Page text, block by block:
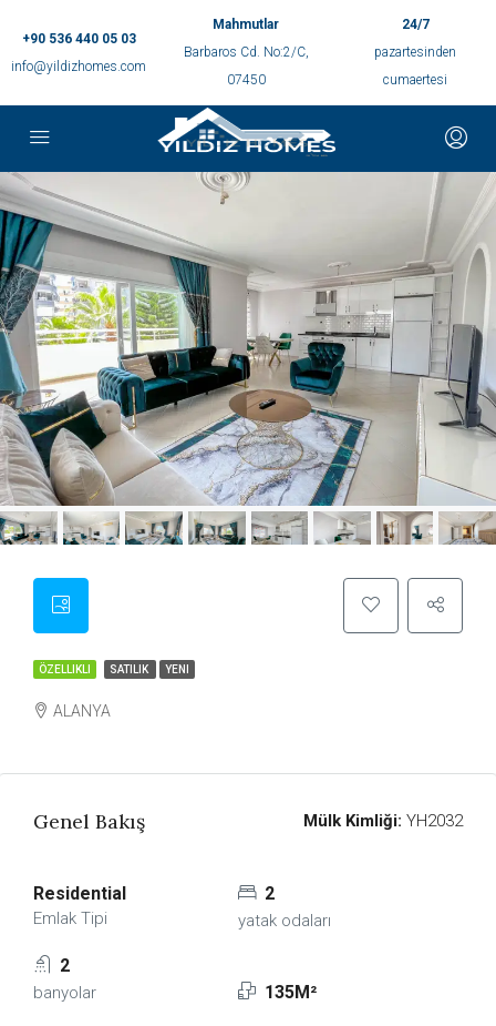
+90 536 440 05 03
info@yildizhomes.com
Mahmutlar
Barbaros Cd. No:2/C,
07450
24/7
pazartesinden
cumaertesi
ÖZELLIKLI SATILIK YENI
ALANYA
Genel Bakış Mülk Kimliği: YH2032
Residential
Emlak Tipi
2
yatak odaları
2
banyolar 135M²